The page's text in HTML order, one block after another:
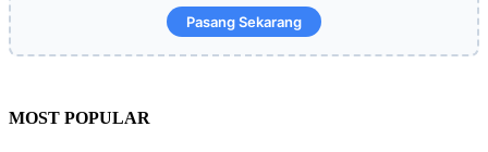
Pasang Sekarang
MOST POPULAR